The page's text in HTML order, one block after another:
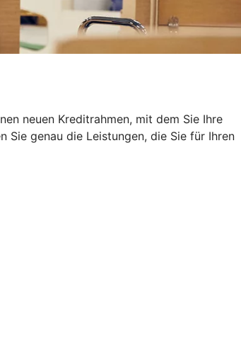
neuen Kreditrahmen, mit dem Sie Ihre
Sie genau die Leistungen, die Sie für Ihren